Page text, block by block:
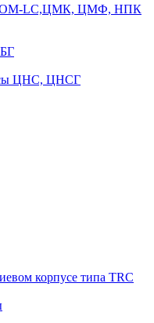
ГНОМ-LC,ЦМК, ЦМФ, НПК
ЦНС, ЦНСГ
корпусе типа TRC